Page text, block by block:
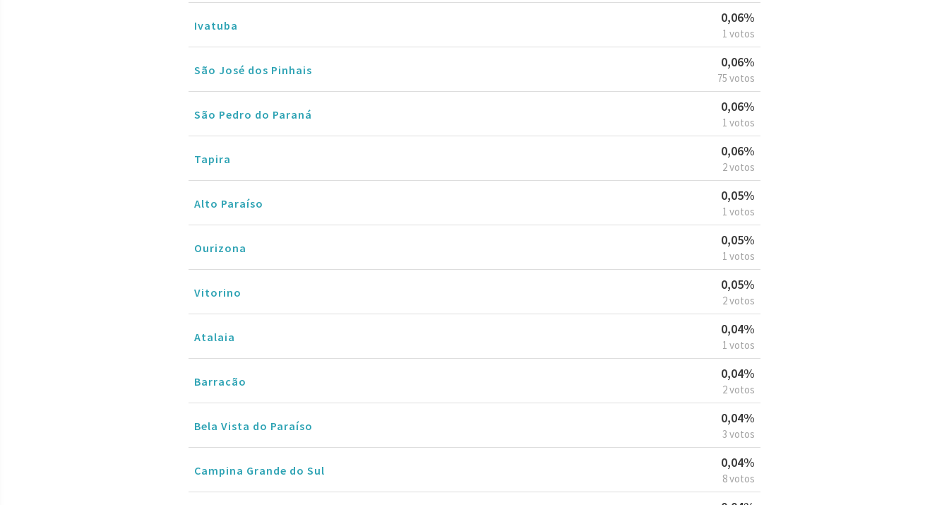
Ivatuba
0,06%
1 votos
São José dos Pinhais
0,06%
75 votos
São Pedro do Paraná
0,06%
1 votos
Tapira
0,06%
2 votos
Alto Paraíso
0,05%
1 votos
Ourizona
0,05%
1 votos
Vitorino
0,05%
2 votos
Atalaia
0,04%
1 votos
Barracão
0,04%
2 votos
Bela Vista do Paraíso
0,04%
3 votos
Campina Grande do Sul
0,04%
8 votos